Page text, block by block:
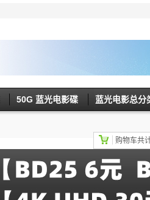
50G 蓝光电影碟 蓝光电影总分
购物车共